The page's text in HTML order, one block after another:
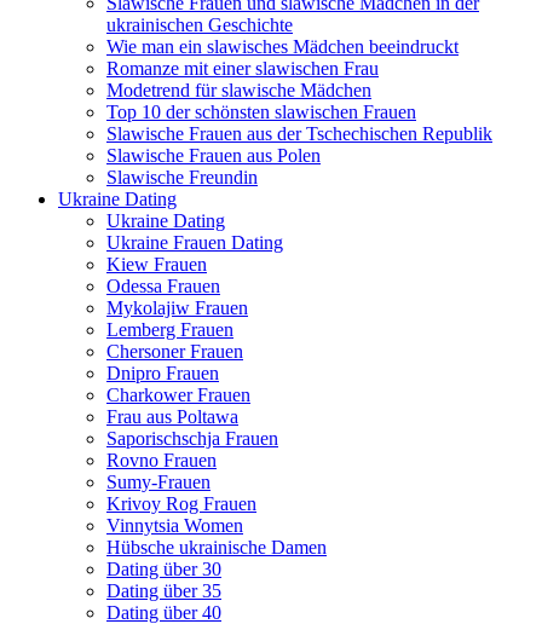
ukrainischen Geschichte
Wie man ein slawisches Mädchen beeindruckt
Romanze mit einer slawischen Frau
Modetrend für slawische Mädchen
Top 10 der schönsten slawischen Frauen
Slawische Frauen aus der Tschechischen Republik
Slawische Frauen aus Polen
Slawische Freundin
Ukraine Dating
Ukraine Dating
Ukraine Frauen Dating
Kiew Frauen
Odessa Frauen
Mykolajiw Frauen
Lemberg Frauen
Chersoner Frauen
Dnipro Frauen
Charkower Frauen
Frau aus Poltawa
Saporischschja Frauen
Rovno Frauen
Sumy-Frauen
Krivoy Rog Frauen
Vinnytsia Women
Hübsche ukrainische Damen
Dating über 30
Dating über 35
Dating über 40